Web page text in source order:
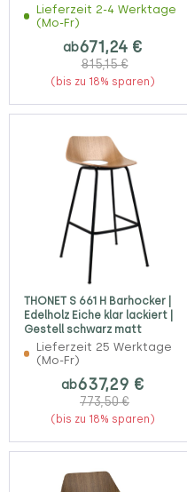
Lieferzeit 2-4 Werktage
(Mo-Fr)
ab671,24 €
815,15 €
(bis zu 18% sparen)
THONET S 661 H Barhocker |
Edelholz Eiche klar lackiert |
Gestell schwarz matt
Lieferzeit 25 Werktage
(Mo-Fr)
ab637,29 €
773,50 €
(bis zu 18% sparen)